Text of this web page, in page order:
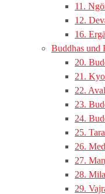
11.
12.
16.
Buddhas und
20.
21.
22.
23.
24.
25.
26.
27.
28.
29.